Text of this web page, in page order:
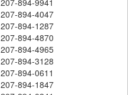
207-894-4047
207-894-1287
207-894-4870
207-894-4965
207-894-3128
207-894-0611
207-894-1847